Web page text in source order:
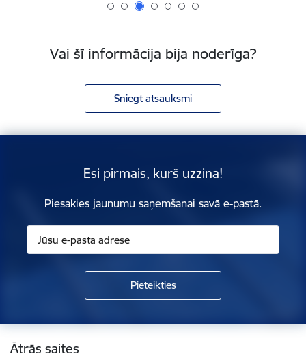
Vai šī informācija bija noderīga?
Sniegt atsauksmi
Esi pirmais, kurš uzzina!
Piesakies jaunumu saņemšanai savā e-pastā.
Kājene
Ātrās saites